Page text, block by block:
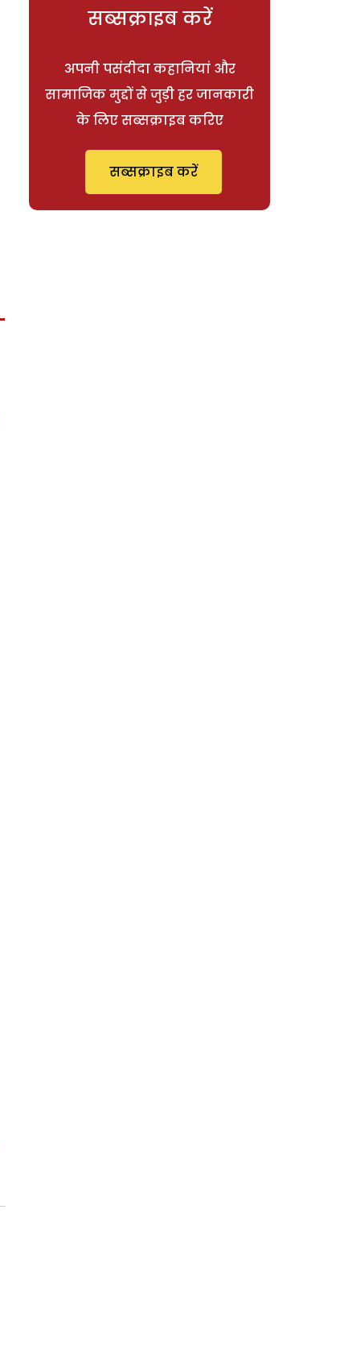
सब्सक्राइब करें
अपनी पसंदीदा कहानियां और
सामाजिक मुद्दों से जुड़ी हर जानकारी
के लिए सब्सक्राइब करिए
सब्सक्राइब करें